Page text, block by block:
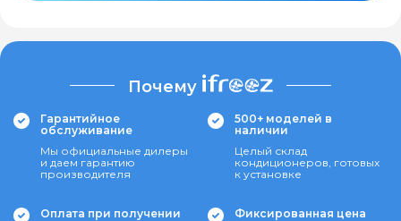
Почему
Гарантийное
обслуживание
Мы официальные дилеры
и даем гарантию
производителя
500+ моделей в
наличии
Целый склад
кондиционеров, готовых
к установке
Оплата при получении Фиксированная цена